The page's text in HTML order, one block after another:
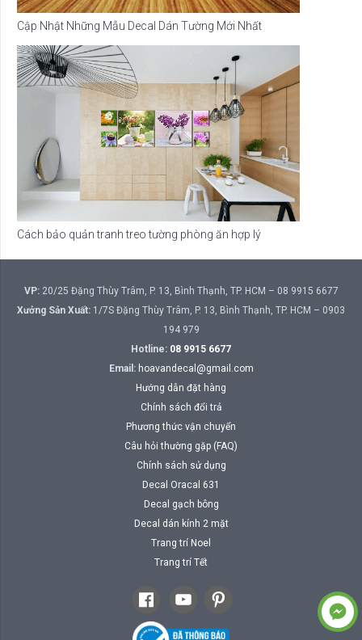
Cập Nhật Những Mẫu Decal Dán Tường Mới Nhất
Cách bảo quản tranh treo tường phòng ăn hợp lý
VP:20/25 Đặng Thùy Trâm, P. 13, Bình Thạnh, TP. HCM – 08 9915 6677
Xưởng Sản Xuất: 1/7S Đặng Thùy Trâm, P. 13, Bình Thạnh, TP. HCM – 0903
194 979
Hotline: 08 9915 6677
Email: hoavandecal@gmail.com
Hướng dẫn đặt hàng
Chính sách đổi trả
Phương thức vận chuyển
Câu hỏi thường gặp (FAQ)
Chính sách sử dụng
Decal Oracal 631
Decal gạch bông
Decal dán kính 2 mặt
Trang trí Noel
Trang trí Tết